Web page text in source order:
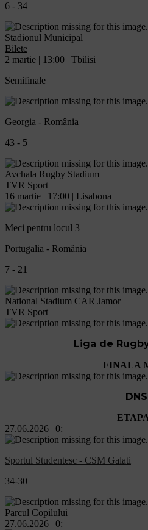
6 - 34
Stadionul Municipal
Bilete
2 martie | 13:00 | Tbilisi
Semifinale
Georgia - România
43 - 5
Avchala Rugby Stadium
TVR Sport
16 martie | 17:00 | Lisabona
Meci pentru locul 3
Portugalia - România
7 - 21
National Stadium CAR Jamor
TVR Sport
Liga de
FINALA
DNS
27.06.2026 | 0:
Sportul Studentesc - CSM Galati
34-30
Parcul Copilului
27.06.2026 | 0: